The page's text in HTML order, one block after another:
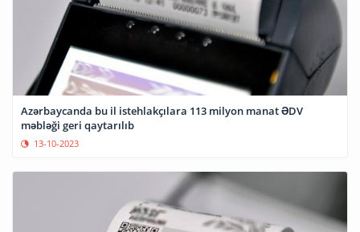
Azərbaycanda bu il istehlakçılara 113 milyon manat ƏDV
məbləği geri qaytarılıb
13-10-2023